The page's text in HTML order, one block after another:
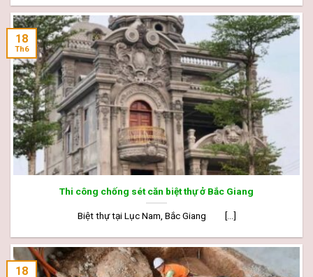
Thi công chống sét căn biệt thự ở Bắc Giang
Biệt thự tại Lục Nam, Bắc Giang [...]
18
Th6
18